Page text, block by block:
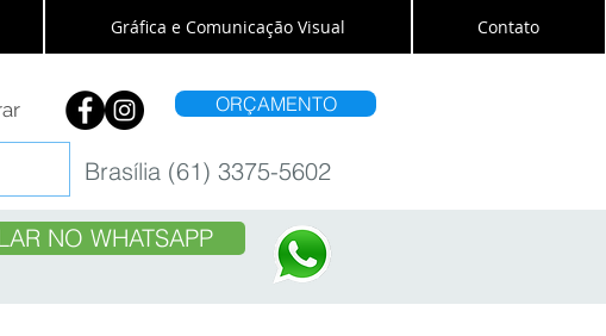
Gráfica e Comunicação Visual Contato
ORÇAMENTO
Brasília (61) 3375-5602
NO WHATSAPP